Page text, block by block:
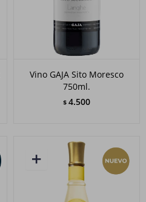
Vino GAJA Sito Moresco
750ml.
$ 4.500